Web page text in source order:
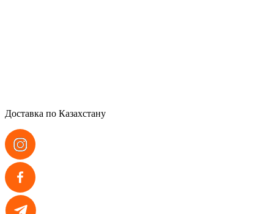
Доставка по Казахстану